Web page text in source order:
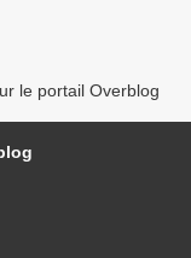
le portail Overblog